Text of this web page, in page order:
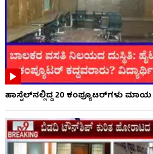
ಹಾಸ್ಟೆಲ್‌ನಲ್ಲಿದ್ದ 20 ಕಂಪ್ಯೂಟರ್‌ಗಳು ಮಾಯ